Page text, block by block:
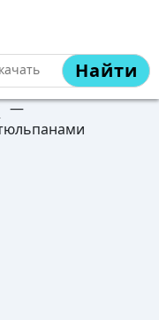
Найти
—